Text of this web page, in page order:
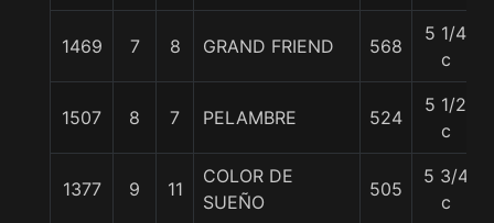
1469 7 8 GRAND FRIEND 568
5 1/4
c
1507 8 7 PELAMBRE 524
5 1/2
c
1377 9 11
COLOR DE
SUEÑO
505
5 3/4
c